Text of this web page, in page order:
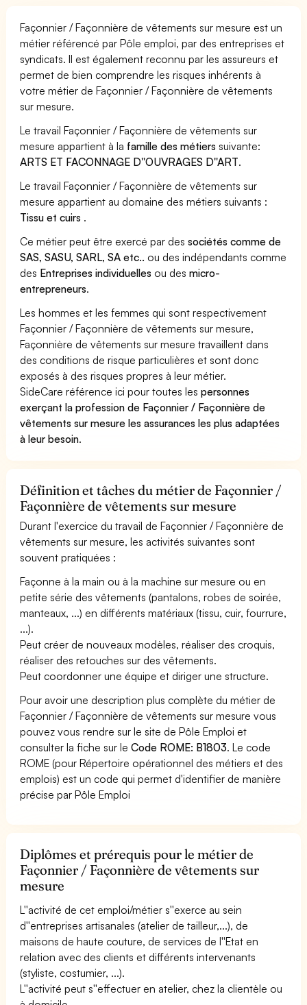
Façonnier / Façonnière de vêtements sur mesure est un
métier référencé par Pôle emploi, par des entreprises et
syndicats. Il est également reconnu par les assureurs et
permet de bien comprendre les risques inhérents à
votre métier de Façonnier / Façonnière de vêtements
sur mesure.
Le travail Façonnier / Façonnière de vêtements sur
mesure appartient à la famille des métiers suivante:
ARTS ET FACONNAGE D''OUVRAGES D''ART.
Le travail Façonnier / Façonnière de vêtements sur
mesure appartient au domaine des métiers suivants :
Tissu et cuirs .
Ce métier peut être exercé par dessociétés comme de
SAS, SASU, SARL, SA etc.. ou des indépendants comme
des Entreprises individuelles ou desmicro-
entrepreneurs.
Les hommes et les femmes qui sont respectivement
Façonnier / Façonnière de vêtements sur mesure,
Façonnière de vêtements sur mesure travaillent dans
des conditions de risque particulières et sont donc
exposés à des risques propres à leur métier.
SideCare référence ici pour toutes lespersonnes
exerçant la profession de Façonnier / Façonnière de
vêtements sur mesure les assurances les plus adaptées
à leur besoin.
Définition et tâches du métier de Façonnier /
Façonnière de vêtements sur mesure
Durant l'exercice du travail de Façonnier / Façonnière de
vêtements sur mesure, les activités suivantes sont
souvent pratiquées :
Façonne à la main ou à la machine sur mesure ou en
petite série des vêtements (pantalons, robes de soirée,
manteaux, ...) en différents matériaux (tissu, cuir, fourrure,
...).
Peut créer de nouveaux modèles, réaliser des croquis,
réaliser des retouches sur des vêtements.
Peut coordonner une équipe et diriger une structure.
Pour avoir une description plus complète du métier de
Façonnier / Façonnière de vêtements sur mesure vous
pouvez vous rendre sur le site de Pôle Emploi et
consulter la fiche sur leCode ROME: B1803. Le code
ROME (pour Répertoire opérationnel des métiers et des
emplois) est un code qui permet d'identifier de manière
précise par Pôle Emploi
Diplômes et prérequis pour le métier de
Façonnier / Façonnière de vêtements sur
mesure
L''activité de cet emploi/métier s''exerce au sein
d''entreprises artisanales (atelier de tailleur,...), de
maisons de haute couture, de services de l''Etat en
relation avec des clients et différents intervenants
(styliste, costumier, ...).
L''activité peut s''effectuer en atelier, chez la clientèle ou